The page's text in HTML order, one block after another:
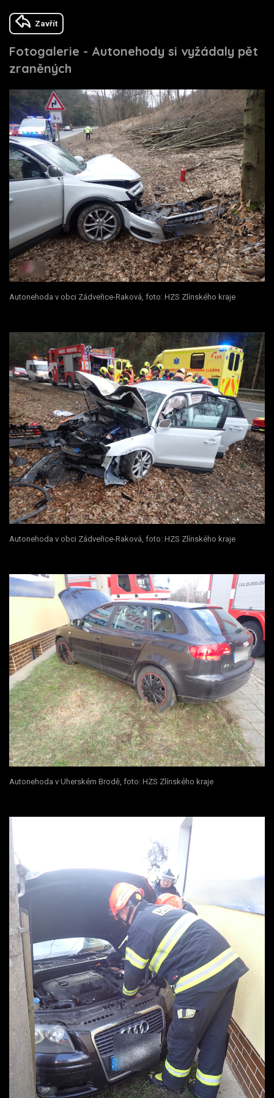
Zavřít
Fotogalerie - Autonehody si vyžádaly pět
zraněných
Autonehoda v obci Zádveřice-Raková, foto: HZS Zlínského kraje
Autonehoda v obci Zádveřice-Raková, foto: HZS Zlínského kraje
Autonehoda v Uherském Brodě, foto: HZS Zlínského kraje